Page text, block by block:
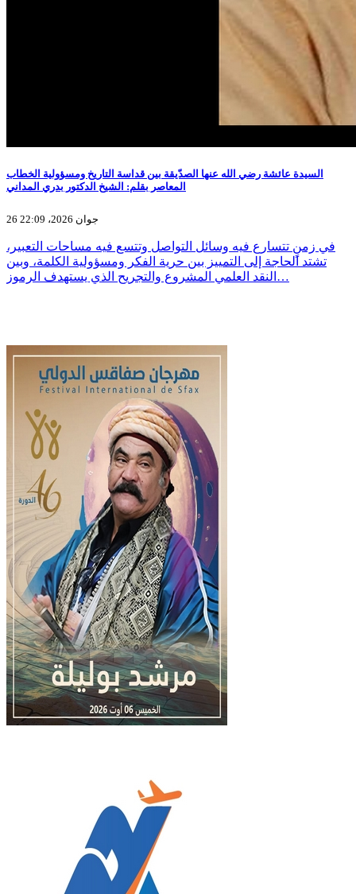
السيدة عائشة رضي الله عنها الصدّيقة بين قداسة التاريخ ومسؤولية الخطاب
المعاصر بقلم: الشيخ الدكتور بدري المداني
26 جوان 2026، 22:09
في زمنٍ تتسارع فيه وسائل التواصل وتتسع فيه مساحات التعبير،
تشتد الحاجة إلى التمييز بين حرية الفكر ومسؤولية الكلمة، وبين
النقد العلمي المشروع والتجريح الذي يستهدف الرموز…